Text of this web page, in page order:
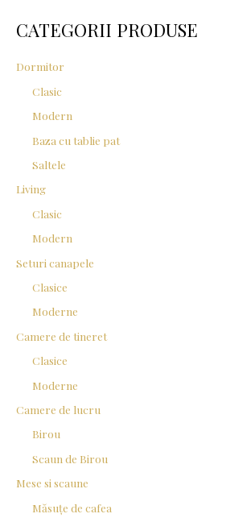
h
o
CATEGORII PRODUSE
Dormitor
Clasic
Modern
Baza cu tablie pat
Saltele
Living
Clasic
Modern
Seturi canapele
Clasice
Moderne
Camere de tineret
Clasice
Moderne
Camere de lucru
Birou
Scaun de Birou
Mese si scaune
Măsuțe de cafea